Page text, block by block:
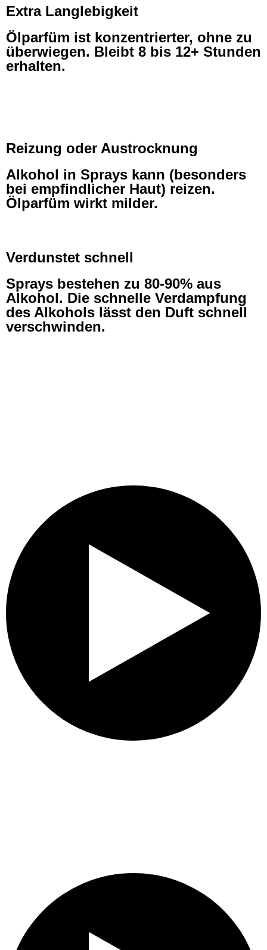
Extra Langlebigkeit
Ölparfüm ist konzentrierter, ohne zu
überwiegen. Bleibt 8 bis 12+ Stunden
erhalten.
Reizung oder Austrocknung
Alkohol in Sprays kann (besonders
bei empfindlicher Haut) reizen.
Ölparfüm wirkt milder.
Verdunstet schnell
Sprays bestehen zu 80-90% aus
Alkohol. Die schnelle Verdampfung
des Alkohols lässt den Duft schnell
verschwinden.